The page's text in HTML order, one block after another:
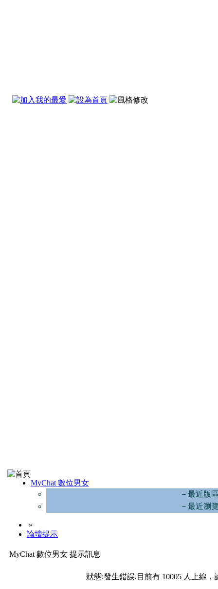
MyChat 數位男女
－最近版
－最近瀏
»
論壇提示
MyChat 數位男女 提示訊息
狀態:發生錯誤,目前有 10005 人上線